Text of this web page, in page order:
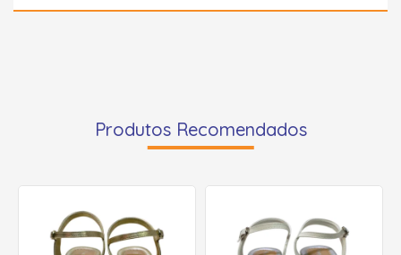
Produtos Recomendados